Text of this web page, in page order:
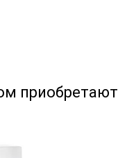
приобретают